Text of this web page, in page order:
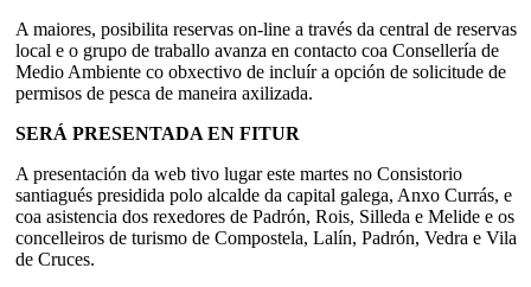
A maiores, posibilita reservas on-line a través da central de reservas
local e o grupo de traballo avanza en contacto coa Consellería de
Medio Ambiente co obxectivo de incluír a opción de solicitude de
permisos de pesca de maneira axilizada.
SERÁ PRESENTADA EN FITUR
A presentación da web tivo lugar este martes no Consistorio
santiagués presidida polo alcalde da capital galega, Anxo Currás, e
coa asistencia dos rexedores de Padrón, Rois, Silleda e Melide e os
concelleiros de turismo de Compostela, Lalín, Padrón, Vedra e Vila
de Cruces.